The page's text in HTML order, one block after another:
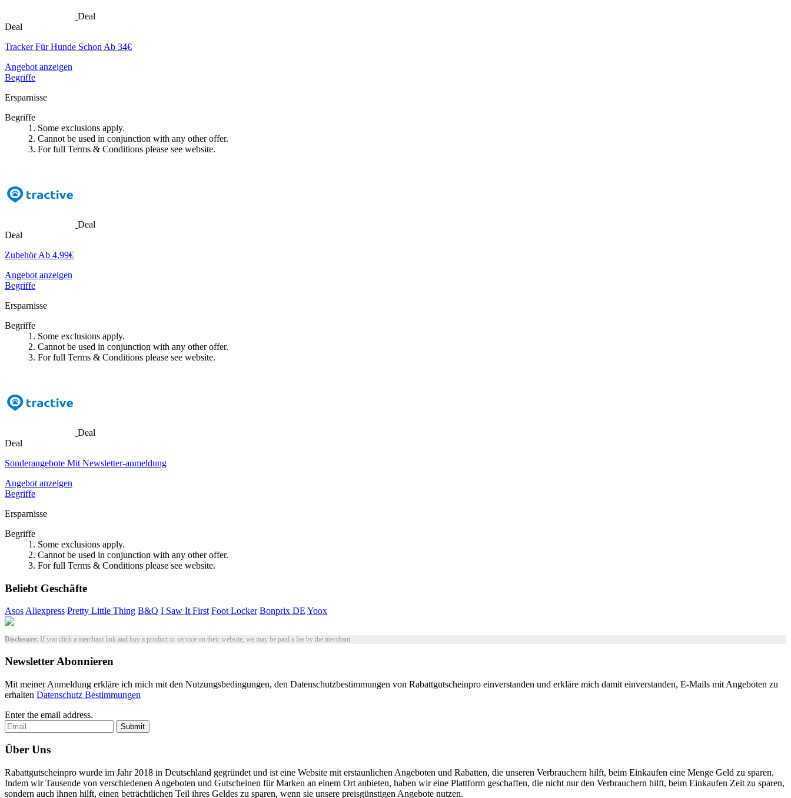
Deal
Deal
Tracker Für Hunde Schon Ab 34€
Angebot anzeigen
Begriffe
Ersparnisse
Begriffe
1. Some exclusions apply.
2. Cannot be used in conjunction with any other offer.
3. For full Terms & Conditions please see website.
Deal
Deal
Zubehör Ab 4,99€
Angebot anzeigen
Begriffe
Ersparnisse
Begriffe
1. Some exclusions apply.
2. Cannot be used in conjunction with any other offer.
3. For full Terms & Conditions please see website.
Deal
Deal
Sonderangebote Mit Newsletter-anmeldung
Angebot anzeigen
Begriffe
Ersparnisse
Begriffe
1. Some exclusions apply.
2. Cannot be used in conjunction with any other offer.
3. For full Terms & Conditions please see website.
Beliebt Geschäfte
Asos Aliexpress Pretty Little Thing B&Q I Saw It First Foot Locker Bonprix DE Yoox
Disclosure: If you click a merchant link and buy a product or service on their website, we may be paid a fee by the merchant.
Newsletter Abonnieren
Mit meiner Anmeldung erkläre ich mich mit den Nutzungsbedingungen, den Datenschutzbestimmungen von Rabattgutscheinpro einverstanden und erkläre mich damit einverstanden, E-Mails mit Angeboten zu
erhalten Datenschutz Bestimmungen
Enter the email address.
Submit
Über Uns
Rabattgutscheinpro wurde im Jahr 2018 in Deutschland gegründet und ist eine Website mit erstaunlichen Angeboten und Rabatten, die unseren Verbrauchern hilft, beim Einkaufen eine Menge Geld zu sparen.
Indem wir Tausende von verschiedenen Angeboten und Gutscheinen für Marken an einem Ort anbieten, haben wir eine Plattform geschaffen, die nicht nur den Verbrauchern hilft, beim Einkaufen Zeit zu sparen,
sondern auch ihnen hilft, einen beträchtlichen Teil ihres Geldes zu sparen, wenn sie unsere preisgünstigen Angebote nutzen.